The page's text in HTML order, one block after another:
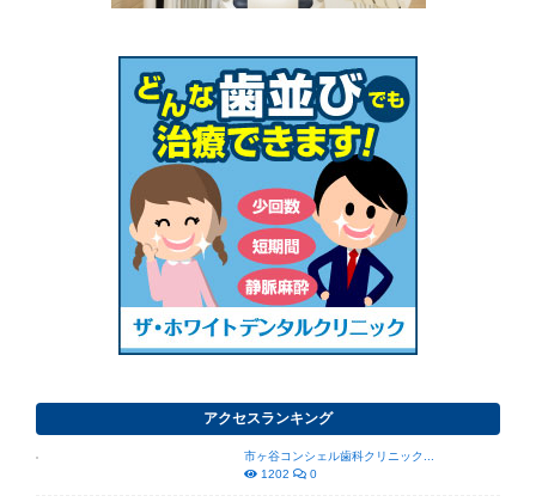
アクセスランキング
市ヶ谷コンシェル歯科クリニック...
1202
0